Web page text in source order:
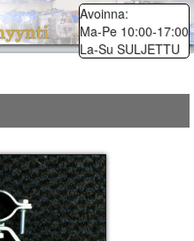
Avoinna:
Ma-Pe 10:00-17:00
La-Su SULJETTU